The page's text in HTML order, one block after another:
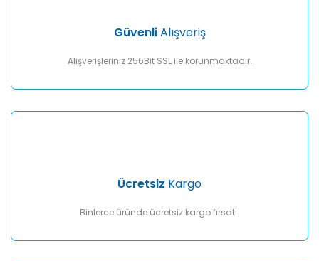
Ürün fiyatı diğer sitelerden daha pahalı.
GüvenliAlışveriş
Alışverişleriniz 256Bit SSL ile korunmaktadır.
Ücretsiz Kargo
Binlerce üründe ücretsiz kargo fırsatı.